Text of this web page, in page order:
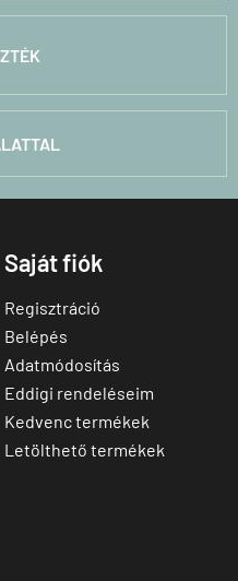
Saját fiók
Regisztráció
Belépés
Adatmódosítás
Eddigi rendeléseim
Kedvenc termékek
Letölthető termékek